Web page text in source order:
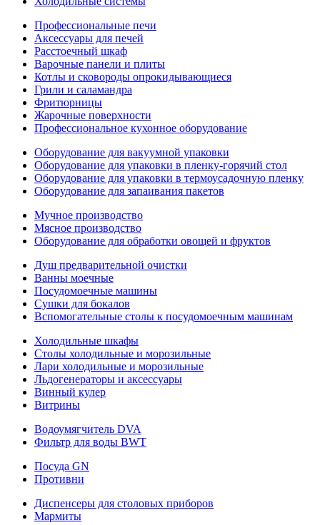
Профессиональные печи
Аксессуары для печей
Расстоечный шкаф
Варочные панели и плиты
Котлы и сковороды опрокидывающиеся
Грили и саламандра
Фритюрницы
Жарочные поверхности
Профессиональное кухонное оборудование
Оборудование для вакуумной упаковки
Оборудование для упаковки в пленку-горячий стол
Оборудование для упаковки в термоусадочную пленку
Оборудование для запаивания пакетов
Мучное производство
Мясное производство
Оборудование для обработки овощей и фруктов
Душ предварительной очистки
Ванны моечные
Посудомоечные машины
Сушки для бокалов
Вспомогательные столы к посудомоечным машинам
Холодильные шкафы
Столы холодильные и морозильные
Лари холодильные и морозильные
Льдогенераторы и аксессуары
Винный кулер
Витрины
Водоумягчитель DVA
Фильтр для воды BWT
Посуда GN
Противни
Диспенсеры для столовых приборов
Мармиты